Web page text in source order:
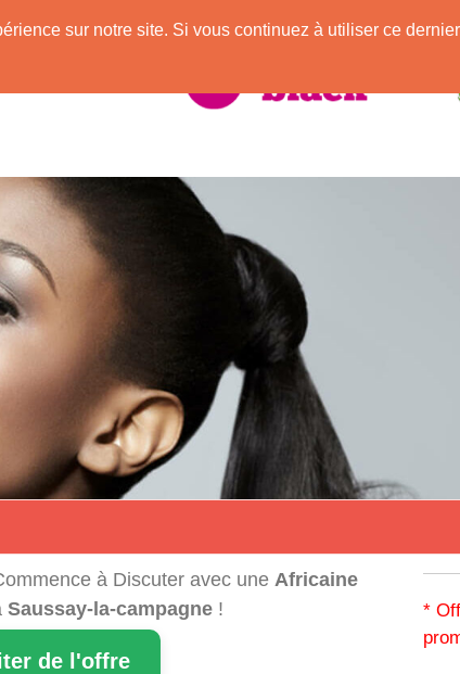
sur notre site. Si vous continuez à utiliser ce
Africaine !
à Discuter avec une Africaine
Saussay-la-campagne !
de l'offre
*